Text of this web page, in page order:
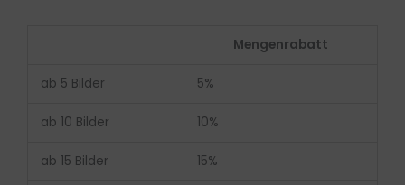
Mengenrabatt
ab 5 Bilder 5%
ab 10 Bilder 10%
ab 15 Bilder 15%
Schaufelstück
Deko